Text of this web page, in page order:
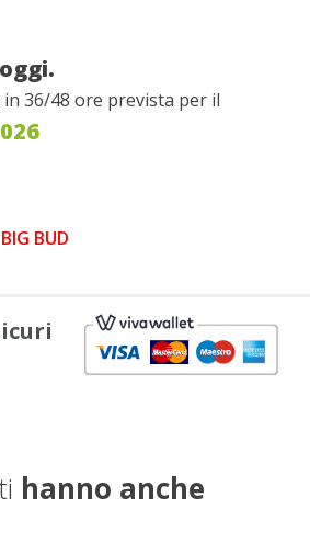
in 36/48 ore prevista per il
BIG BUD
hanno anche